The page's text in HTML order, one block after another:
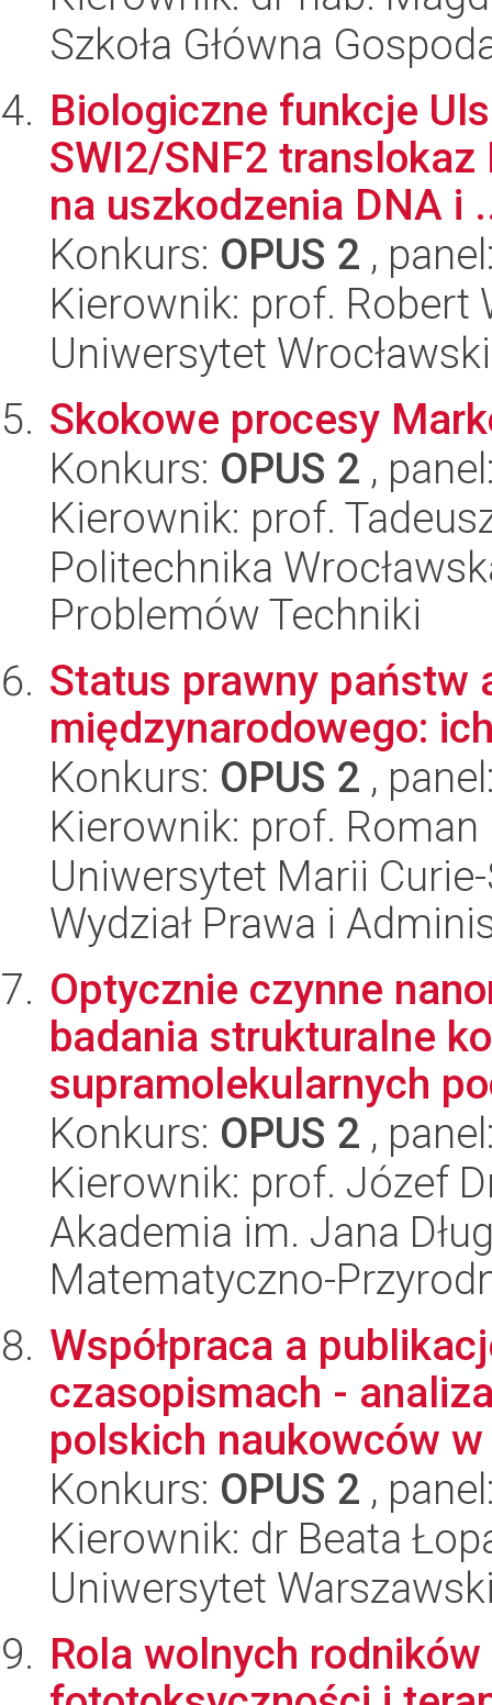
Szkoła Główna
Biologiczne funkcje
SWI2/SNF2
na uszkodzenia DNA i
Konkurs: OPUS 2 ,
Kierownik: prof. Robert
Uniwersytet
Skokowe procesy
Konkurs: OPUS 2 ,
Kierownik: prof.
Politechnika
Problemów Techniki
Status prawny państw
międzynarodowego:
Konkurs: OPUS 2 ,
Kierownik: prof.
Uniwersytet Marii
Wydział Prawa i
Optycznie czynne
badania strukturalne
supramolekularnych
Konkurs: OPUS 2 ,
Kierownik: prof. Józef
Akademia im. Jana
Matematyczno-
Współpraca a
czasopismach -
polskich naukowców
Konkurs: OPUS 2 ,
Kierownik: dr Beata
Uniwersytet
Rola wolnych